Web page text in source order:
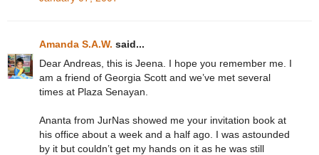
Amanda S.A.W. said...
Dear Andreas, this is Jeena. I hope you remember me. I
am a friend of Georgia Scott and we’ve met several
times at Plaza Senayan.
Ananta from JurNas showed me your invitation book at
his office about a week and a half ago. I was astounded
by it but couldn’t get my hands on it as he was still